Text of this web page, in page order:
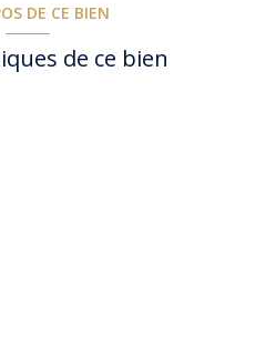
DE CE BIEN
de ce bien